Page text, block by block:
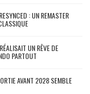
: UN REMASTER
UN RÊVE DE
PARTOUT
AVANT 2028 SEMBLE